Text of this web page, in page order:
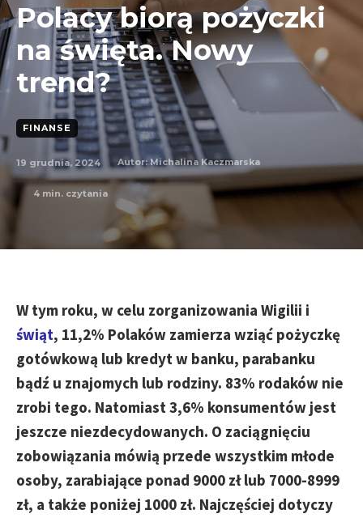
Polacy biorą pożyczki
na święta. Nowy
trend?
FINANSE
19 grudnia, 2024 Autor: Michalina Kaczmarska
4 min. czytania
W tym roku, w celu zorganizowania Wigilii i
świąt, 11,2% Polaków zamierza wziąć pożyczkę
gotówkową lub kredyt w banku, parabanku
bądź u znajomych lub rodziny. 83% rodaków nie
zrobi tego. Natomiast 3,6% konsumentów jest
jeszcze niezdecydowanych. O zaciągnięciu
zobowiązania mówią przede wszystkim młode
osoby, zarabiające ponad 9000 zł lub 7000-8999
zł, a także poniżej 1000 zł. Najczęściej dotyczy